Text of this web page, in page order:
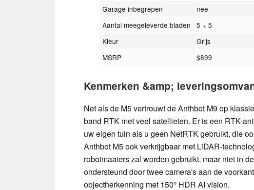
Garage inbegrepen
nee
Aantal meegeleverde bladen
5 + 5
Kleur
Grijs
MSRP
$899
Kenmerken &amp;
Net als de M5 vertrouwt de Anthbot M9 op
band RTK met veel satellieten. Er is een RTK-
uw eigen tuin als u geen NetRTK gebruikt, die
Anthbot M5 ook verkrijgbaar met LiDAR-
robotmaaiers zal worden gebruikt, maar niet in
ondersteund door twee camera's aan de
objectherkenning met 150° HDR AI vision.